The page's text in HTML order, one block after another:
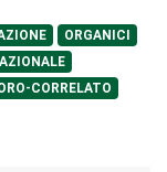
ORGANICI
CORRELATO